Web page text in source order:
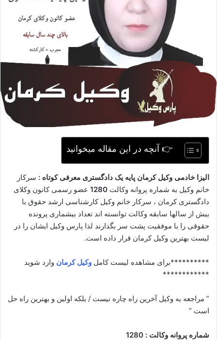
👉 آنچه در این مقاله میخوانید
الیزا خادمی وکیل کرمان پایه یک دادگستری معرفی کوتاه : سرکار
خانم وکیل به شماره پروانه وکالت 1280 عضو رسمی کانون وکلای
دادگستری کرمان ، سرکار خانم وکیل کارشناسی ارشد حقوق با
بیش از سالها سابقه وکالت توانسته اند تعداد بیشماری پرونده
حقوقی را با موفقیت پشت سر بگذارند لذا پارس وکیل ایشان را در
لیست بهترین وکیل کرمان قرار داده است.
**********برای مشاهده لیست کامل وکیل کرمان وارد شوید
************
” مراجعه به وکیل آخرین راه چاره نیست / بلکه اولین و بهترین راه حل
است ”
شماره پروانه وکالت : 1280